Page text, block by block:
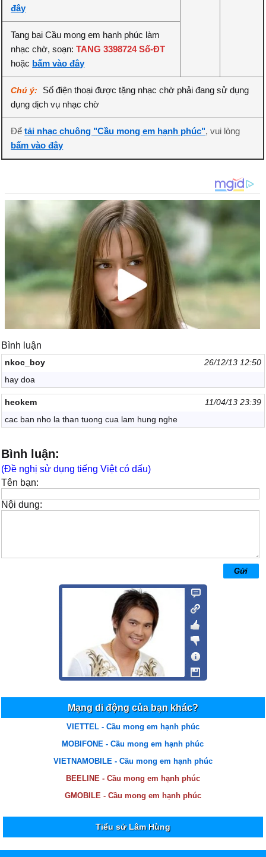
đây
Tang bai Cầu mong em hạnh phúc làm
nhạc chờ, soạn:TANG 3398724 Số-ĐT
hoặc bấm vào đây
Chú ý:
Số điện thoại được tặng nhạc chờ phải đang sử dụng
dụng dịch vụ nhạc chờ
Đểtải nhạc chuông "Cầu mong em hạnh phúc", vui lòng
bấm vào đây
Bình luận
nkoc_boy
26/12/13 12:50
hay doa
heokem
11/04/13 23:39
cac ban nho la than tuong cua lam hung nghe
Bình luận:
(Đề nghị sử dụng tiếng Việt có dấu)
Tên bạn:
Nội dung:
Mạng di động của bạn khác?
VIETTEL - Cầu mong em hạnh phúc
MOBIFONE - Cầu mong em hạnh phúc
VIETNAMOBILE - Cầu mong em hạnh phúc
BEELINE - Cầu mong em hạnh phúc
GMOBILE - Cầu mong em hạnh phúc
Tiểu sử Lâm Hùng